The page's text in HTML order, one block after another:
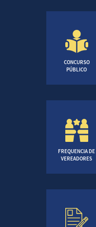
CONCURSO
PÚBLICO
FREQUENCIA DE
VEREADORES